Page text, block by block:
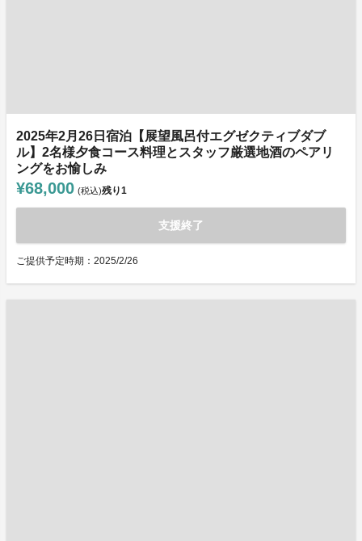
2025年2月26日宿泊【展望風呂付エグゼクティブダブ
ル】2名様夕食コース料理とスタッフ厳選地酒のペアリ
ングをお愉しみ
¥68,000 (税込)残り1
支援終了
ご提供予定時期：2025/2/26